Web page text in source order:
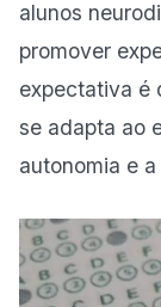
alunos
promover
expectativa é
se adapta ao
autonomia e